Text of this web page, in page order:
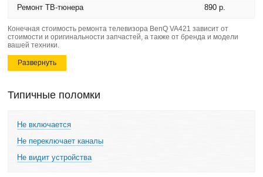
Ремонт ТВ-тюнера 890 р.
Конечная стоимость ремонта телевизора BenQ VA421 зависит от
стоимости и оригинальности запчастей, а также от бренда и модели
вашей техники.
Развернуть
Типичные поломки
Не включается
Не переключает каналы
Не видит устройства